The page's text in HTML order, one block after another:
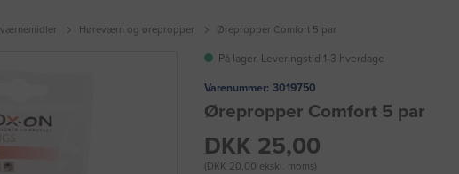
Høreværn og ørepropper Ørepropper Comfort 5 par
På lager. Leveringstid 1-3 hverdage
Varenummer: 3019750
Ørepropper Comfort 5 par
DKK 25,00
(DKK 20,00 ekskl. moms)